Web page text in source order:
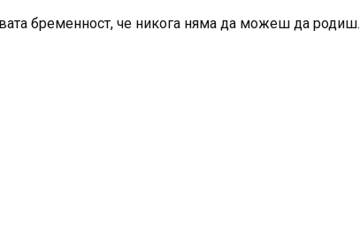
бременност, че никога няма да можеш да родиш.